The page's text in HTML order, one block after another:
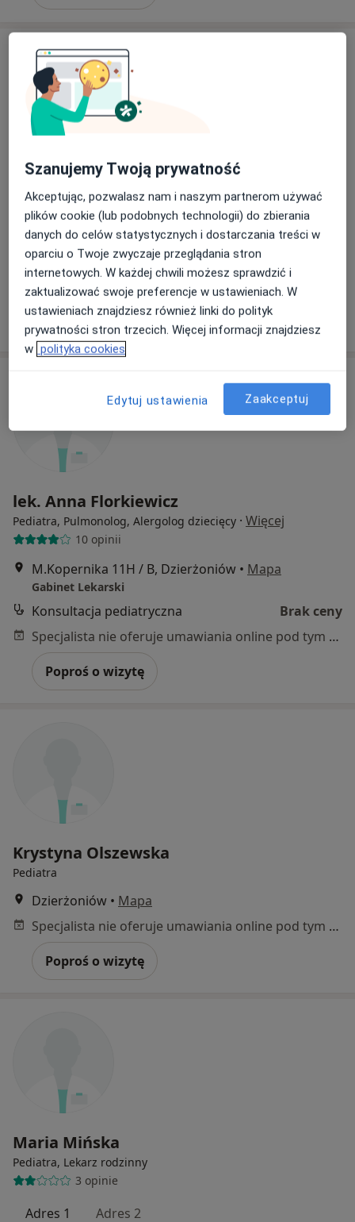
Specjalistyczna Cebtrum Medyczne
Diagnosis
Pediatria, Interna, Laryngologia ·Więcej
15 opinii
Sikorskiego 11, Dzierżoniów•Mapa
Pokaż profil
lek. Anna Florkiewicz
Pediatra, Pulmonolog, Alergolog dziecięcy · Więcej
10 opinii
M.Kopernika 11H / B, Dzierżoniów • Mapa
Gabinet Lekarski
Konsultacja pediatryczna
Brak ceny
Specjalista nie oferuje umawiania online pod tym adresem.
Poproś o wizytę
Krystyna Olszewska
Pediatra
Dzierżoniów • Mapa
Specjalista nie oferuje umawiania online pod tym adresem.
Poproś o wizytę
Maria Mińska
Pediatra, Lekarz rodzinny
3 opinie
Adres 1 Adres 2
Szanujemy Twoją prywatność
Akceptując, pozwalasz nam i naszym partnerom używać
plików cookie (lub podobnych technologii) do zbierania
danych do celów statystycznych i dostarczania treści w
oparciu o Twoje zwyczaje przeglądania stron
internetowych. W każdej chwili możesz sprawdzić i
zaktualizować swoje preferencje w ustawieniach. W
ustawieniach znajdziesz również linki do polityk
prywatności stron trzecich. Więcej informacji znajdziesz
w polityka cookies
Edytuj ustawienia Zaakceptuj